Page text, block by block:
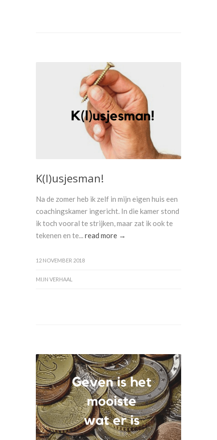
K(l)usjesman!
Na de zomer heb ik zelf in mijn eigen huis een
coachingskamer ingericht. In die kamer stond
ik toch vooral te strijken, maar zat ik ook te
tekenen en te...read more →
12 NOVEMBER 2018
MIJN VERHAAL